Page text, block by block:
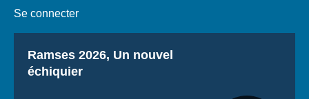
Se connecter
Titre
Ramses 2026, Un nouvel
échiquier